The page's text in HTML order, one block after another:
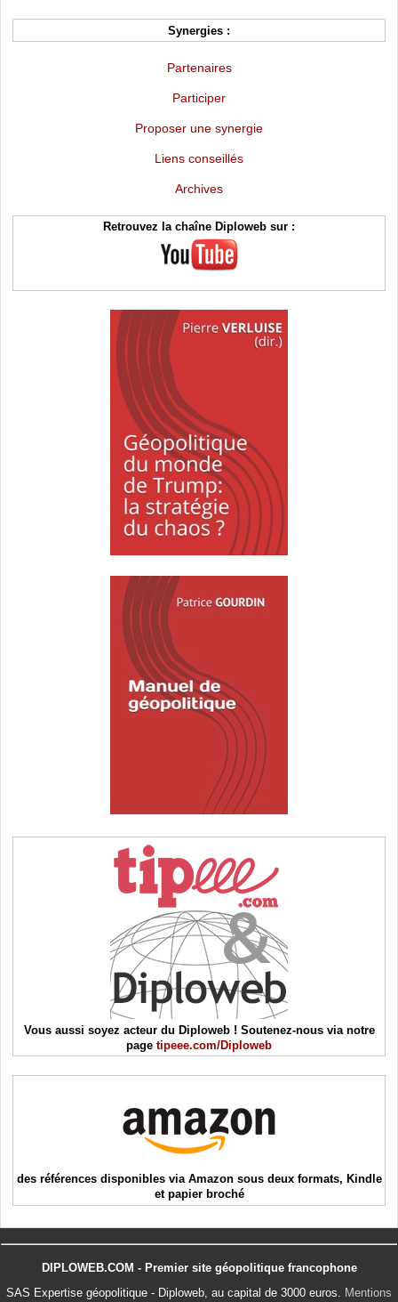
Synergies :
Partenaires
Participer
Proposer une synergie
Liens conseillés
Archives
Retrouvez la chaîne Diploweb sur :
Vous aussi soyez acteur du Diploweb ! Soutenez-nous via notre
page tipeee.com/Diploweb
des références disponibles via Amazon sous deux formats, Kindle
et papier broché
DIPLOWEB.COM - Premier site géopolitique francophone
SAS Expertise géopolitique - Diploweb, au capital de 3000 euros. Mentions